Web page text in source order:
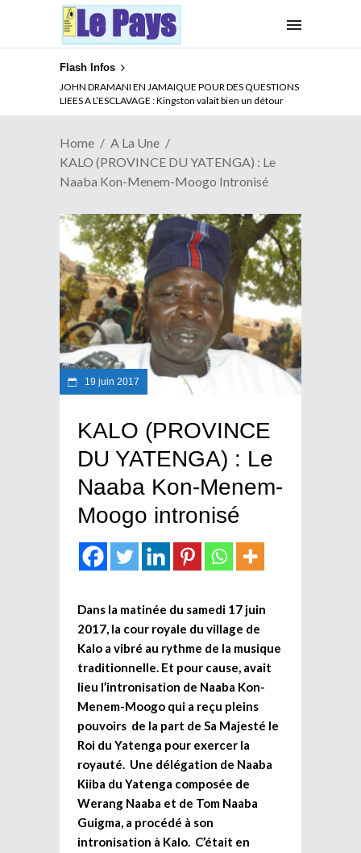
Flash Infos
JOHN DRAMANI EN JAMAIQUE POUR DES QUESTIONS
LIEES A L’ESCLAVAGE : Kingston valait bien un détour
ABSENCE PROLONGEE DE PAUL BIYA DU CAMEROUN :
Qui pilote le Cameroun ?
Home
A La Une
KALO (PROVINCE DU YATENGA) : Le
Naaba Kon-Menem-Moogo Intronisé
19 juin 2017
KALO (PROVINCE
DU YATENGA) : Le
Naaba Kon-Menem-
Moogo intronisé
Dans la matinée du samedi 17 juin
2017, la cour royale du village de
Kalo a vibré au rythme de la musique
traditionnelle. Et pour cause, avait
lieu l’intronisation de Naaba Kon-
Menem-Moogo qui a reçu pleins
pouvoirs de la part de Sa Majesté le
Roi du Yatenga pour exercer la
royauté. Une délégation de Naaba
Kiiba du Yatenga composée de
Werang Naaba et de Tom Naaba
Guigma, a procédé à son
intronisation à Kalo. C’était en